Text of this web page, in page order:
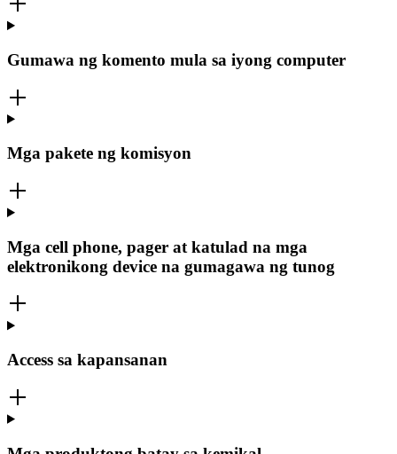
Gumawa ng komento mula sa iyong computer
Mga pakete ng komisyon
Mga cell phone, pager at katulad na mga
elektronikong device na gumagawa ng tunog
Access sa kapansanan